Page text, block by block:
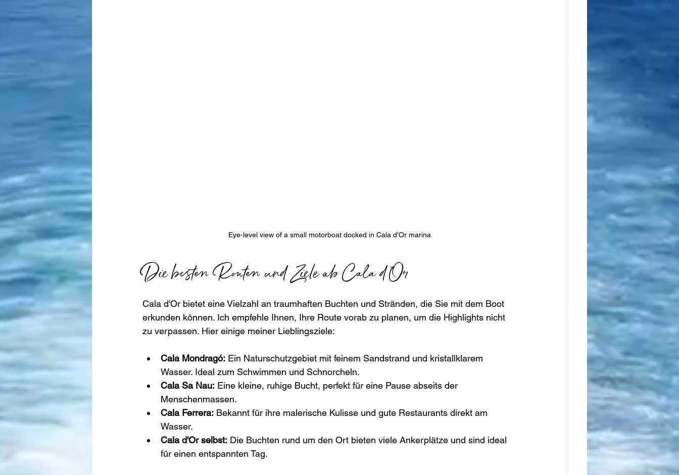
Eye-level view of a small motorboat docked in Cala d'Or marina
Die besten Routen und Ziele ab Cala d'Or
Cala d'Or bietet eine Vielzahl an traumhaften Buchten und Stränden, die Sie mit dem Boot
erkunden können. Ich empfehle Ihnen, Ihre Route vorab zu planen, um die Highlights nicht
zu verpassen. Hier einige meiner Lieblingsziele:
Cala Mondragó: Ein Naturschutzgebiet mit feinem Sandstrand und kristallklarem
Wasser. Ideal zum Schwimmen und Schnorcheln.
Cala Sa Nau: Eine kleine, ruhige Bucht, perfekt für eine Pause abseits der
Menschenmassen.
Cala Ferrera: Bekannt für ihre malerische Kulisse und gute Restaurants direkt am
Wasser.
Cala d'Or selbst: Die Buchten rund um den Ort bieten viele Ankerplätze und sind ideal
für einen entspannten Tag.